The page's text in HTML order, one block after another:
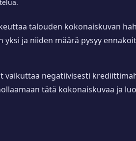
talouden kokonaiskuvan
ja niiden määrä pysyy
vaikuttaa negatiivisesti
tätä kokonaiskuvaa ja